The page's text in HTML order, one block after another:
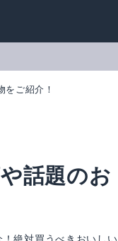
ご紹介！
話題のお